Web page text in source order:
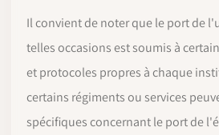
Il convient de noter que le port de
telles occasions est soumis à
et protocoles propres à chaque
certains régiments ou services
spécifiques concernant le port de